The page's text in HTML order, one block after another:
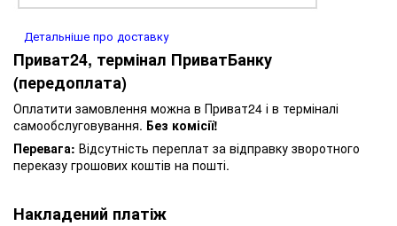
Детальніше про доставку
Приват24, термінал ПриватБанку
(передоплата)
Оплатити замовлення можна в Приват24 і в терміналі
самообслуговування. Без комісії!
Перевага: Відсутність переплат за відправку зворотного
переказу грошових коштів на пошті.
Накладений платіж